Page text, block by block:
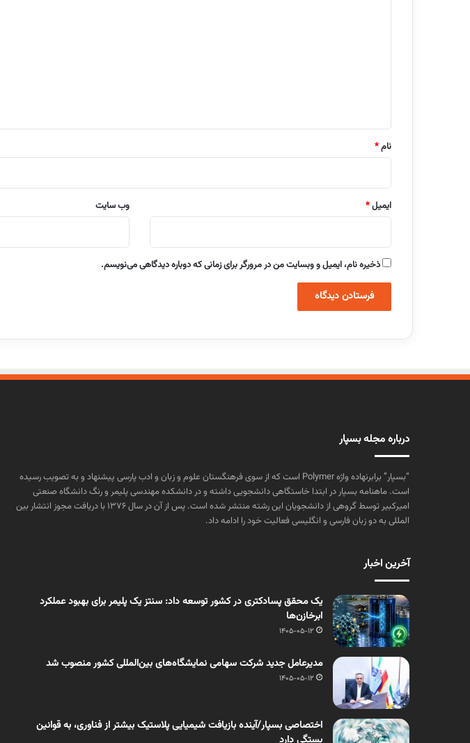
نام*
ایمیل* وب‌ سایت
ذخیره نام، ایمیل و وبسایت من در مرورگر برای زمانی که دوباره دیدگاهی می‌نویسم.
درباره مجله بسپار
“بسپار” برابرنهاده واژه Polymer است که از سوی فرهنگستان علوم و زبان و ادب پارسی پیشنهاد و به تصویب رسیده
است. ماهنامه بسپار در ابتدا خاستگاهی دانشجویی داشته و در دانشکده مهندسی پلیمر و رنگ دانشگاه صنعتی
امیرکبیر توسط گروهی از دانشجویان این رشته منتشر شده است. پس از آن در سال ۱۳۷۶ با دریافت مجوز انتشار بین
المللی به دو زبان فارسی و انگلیسی فعالیت خود را ادامه داد.
آخرین اخبار
یک محقق پسادکتری در کشور توسعه داد: سنتز یک پلیمر برای بهبود عملکرد
ابرخازن‌ها
1405-05-12
مدیرعامل جدید شرکت سهامی نمایشگاه‌های بین‌المللی کشور منصوب شد
1405-05-12
اختصاصی بسپار/آینده بازیافت شیمیایی پلاستیک بیشتر از فناوری، به قوانین